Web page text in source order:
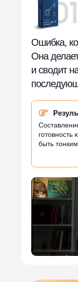
Ошибка,
Она
и сводит
готовность
быть